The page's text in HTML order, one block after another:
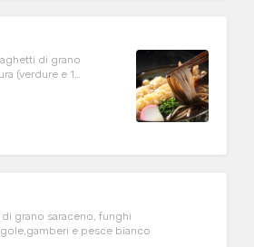
di grano
(verdure e 1
grano saraceno, funghi
e pesce bianco